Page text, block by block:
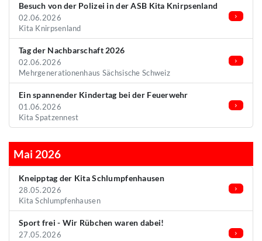
Besuch von der Polizei in der ASB Kita Knirpsenland
02.06.2026
Kita Knirpsenland
Tag der Nachbarschaft 2026
02.06.2026
Mehrgenerationenhaus Sächsische Schweiz
Ein spannender Kindertag bei der Feuerwehr
01.06.2026
Kita Spatzennest
Mai 2026
Kneipptag der Kita Schlumpfenhausen
28.05.2026
Kita Schlumpfenhausen
Sport frei - Wir Rübchen waren dabei!
27.05.2026